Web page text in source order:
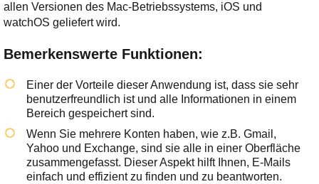
allen Versionen des Mac-Betriebssystems, iOS und
watchOS geliefert wird.
Bemerkenswerte Funktionen:
Einer der Vorteile dieser Anwendung ist, dass sie sehr
benutzerfreundlich ist und alle Informationen in einem
Bereich gespeichert sind.
Wenn Sie mehrere Konten haben, wie z.B. Gmail,
Yahoo und Exchange, sind sie alle in einer Oberfläche
zusammengefasst. Dieser Aspekt hilft Ihnen, E-Mails
einfach und effizient zu finden und zu beantworten.